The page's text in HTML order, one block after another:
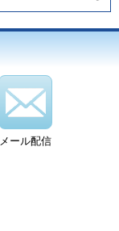
メール配信